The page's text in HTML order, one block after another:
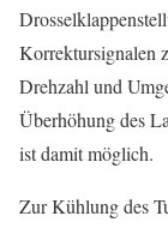
Korrektursignalen
Drehzahl und
Überhöhung des
ist damit möglich.
Zur Kühlung des